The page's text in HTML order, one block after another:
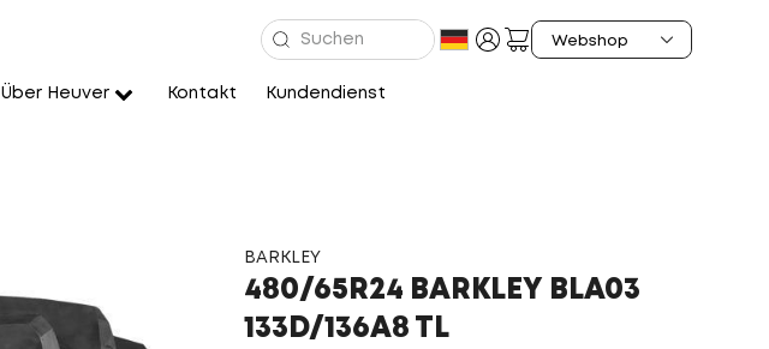
Über Heuver Kontakt Kundendienst
BARKLEY
480/65R24 BARKLEY BLA03
133D/136A8 TL